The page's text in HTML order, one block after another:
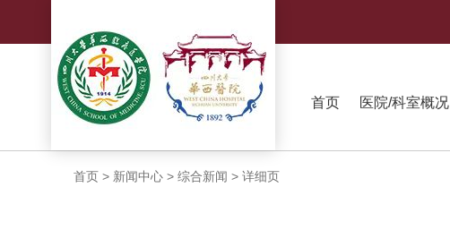
首页 医院/科室概况
首页 > 新闻中心 > 综合新闻 > 详细页